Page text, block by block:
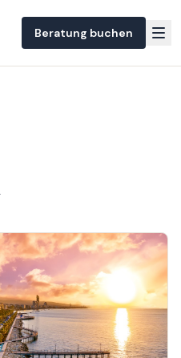
Beratung buchen